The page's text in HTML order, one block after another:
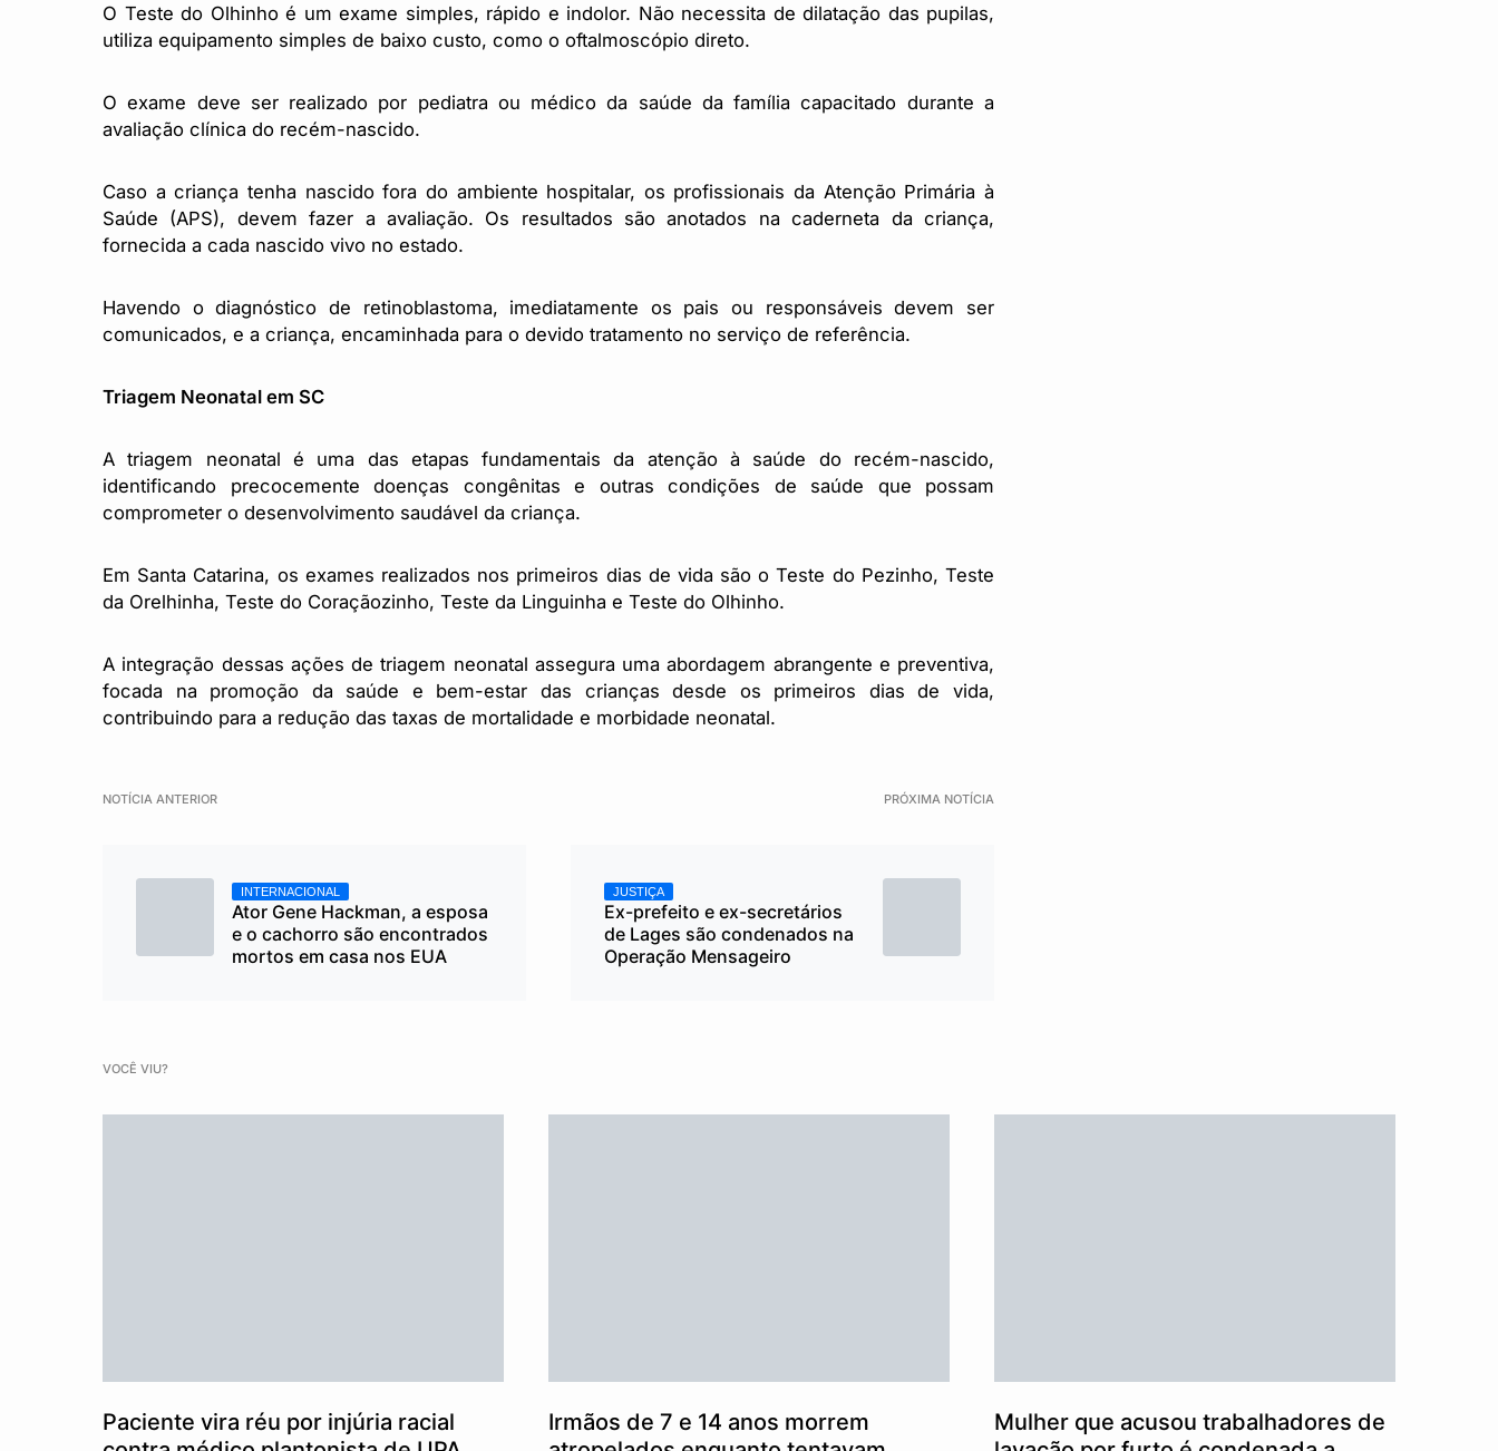
O Teste do Olhinho é um exame simples, rápido e indolor. Não necessita de dilatação das pupilas,
utiliza equipamento simples de baixo custo, como o oftalmoscópio direto.
O exame deve ser realizado por pediatra ou médico da saúde da família capacitado durante a
avaliação clínica do recém-nascido.
Caso a criança tenha nascido fora do ambiente hospitalar, os profissionais da Atenção Primária à
Saúde (APS), devem fazer a avaliação. Os resultados são anotados na caderneta da criança,
fornecida a cada nascido vivo no estado.
Havendo o diagnóstico de retinoblastoma, imediatamente os pais ou responsáveis devem ser
comunicados, e a criança, encaminhada para o devido tratamento no serviço de referência.
Triagem Neonatal em SC
A triagem neonatal é uma das etapas fundamentais da atenção à saúde do recém-nascido,
identificando precocemente doenças congênitas e outras condições de saúde que possam
comprometer o desenvolvimento saudável da criança.
Em Santa Catarina, os exames realizados nos primeiros dias de vida são o Teste do Pezinho, Teste
da Orelhinha, Teste do Coraçãozinho, Teste da Linguinha e Teste do Olhinho.
A integração dessas ações de triagem neonatal assegura uma abordagem abrangente e preventiva,
focada na promoção da saúde e bem-estar das crianças desde os primeiros dias de vida,
contribuindo para a redução das taxas de mortalidade e morbidade neonatal.
NOTÍCIA ANTERIOR
INTERNACIONAL
Ator Gene Hackman, a esposa
e o cachorro são encontrados
mortos em casa nos EUA
PRÓXIMA NOTÍCIA
JUSTIÇA
Ex-prefeito e ex-secretários
de Lages são condenados na
Operação Mensageiro
VOCÊ VIU?
Paciente vira réu por injúria racial
Irmãos de 7 e 14 anos morrem
Mulher que acusou trabalhadores de